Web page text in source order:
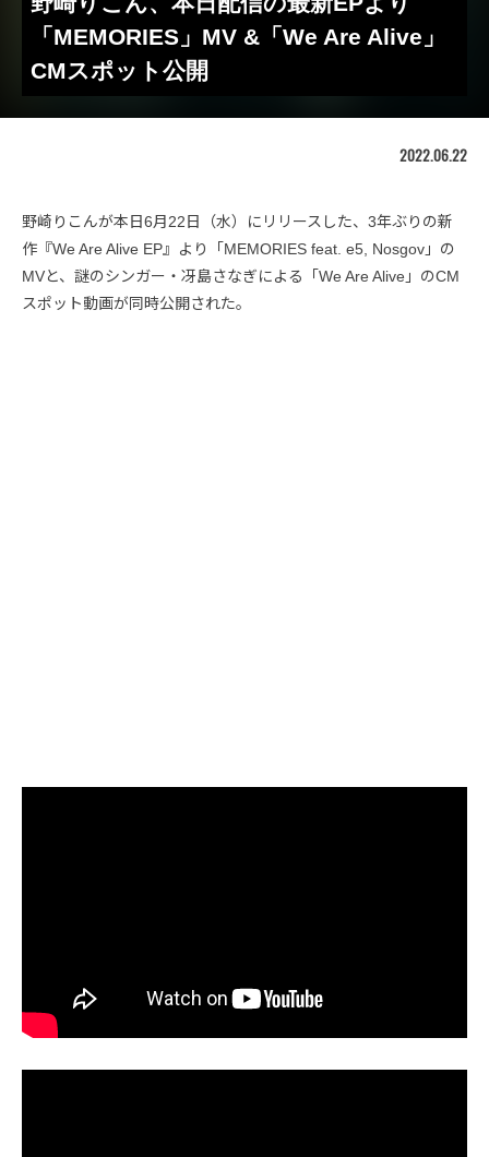
「MEMORIES」MV &「We Are Alive」
CMスポット公開
2022.06.22
野崎りこんが本日6月22日（水）にリリースした、3年ぶりの新
作『We Are Alive EP』より「MEMORIES feat. e5, Nosgov」の
MVと、謎のシンガー・冴島さなぎによる「We Are Alive」のCM
スポット動画が同時公開された。